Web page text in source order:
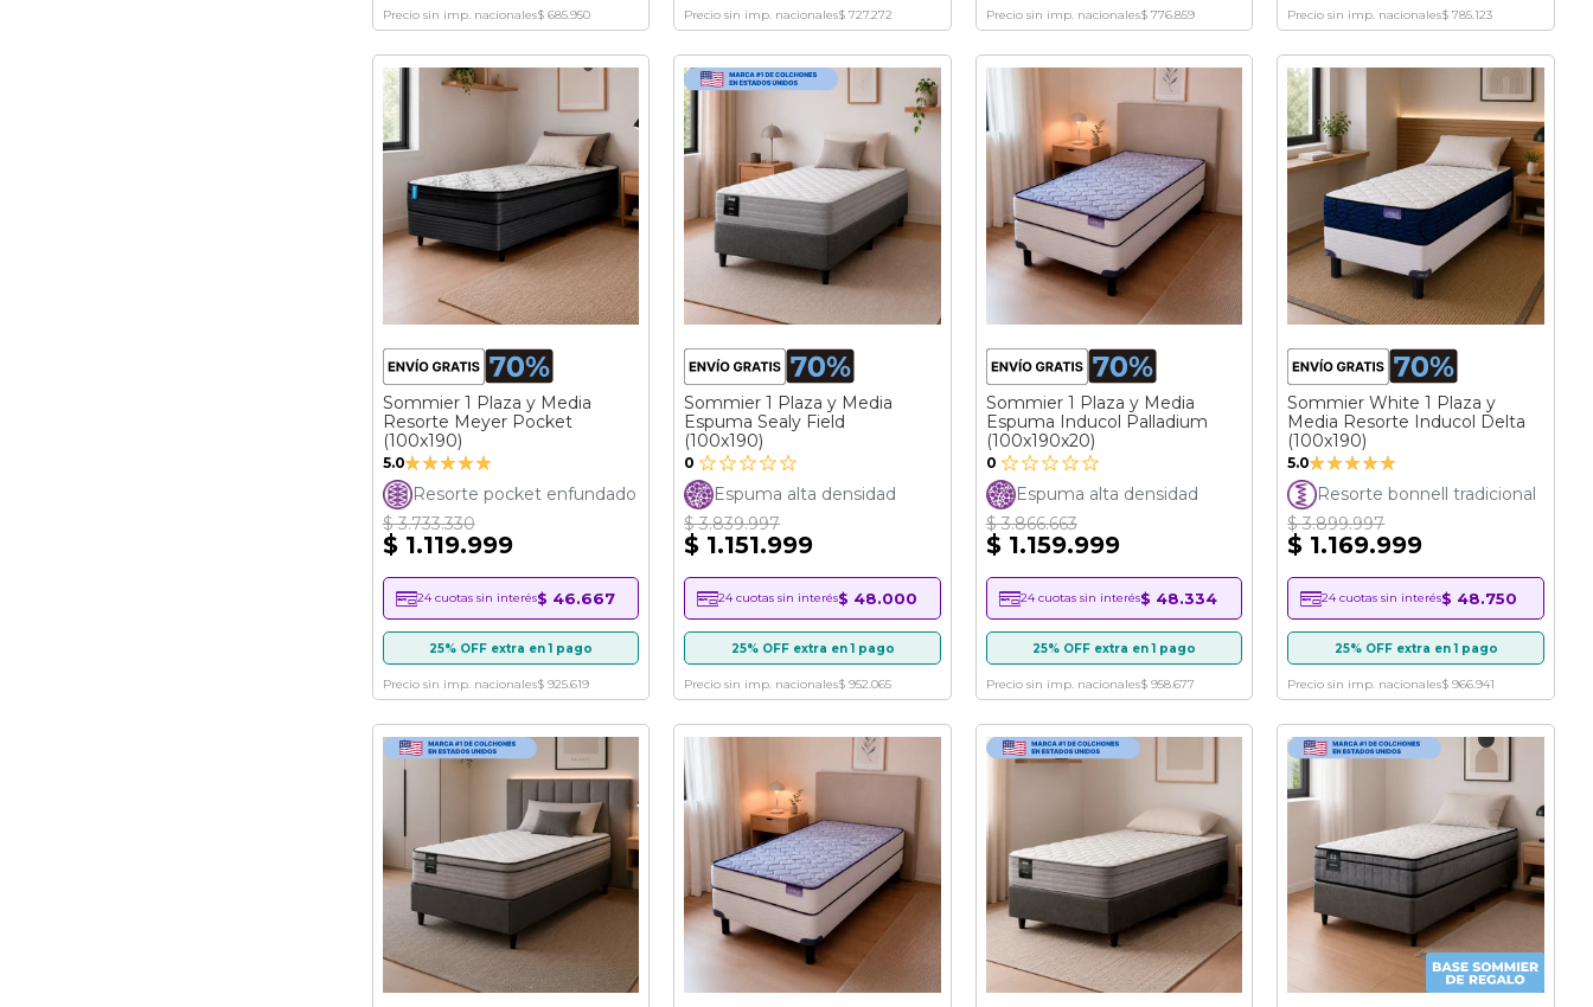
Precio sin imp. nacionales$ 685.950 Precio sin imp. nacionales$ 727.272 Precio sin imp. nacionales$ 776.859 Precio sin imp. nacionales$ 785.123
Sommier 1 Plaza y Media
Resorte Meyer Pocket
(100x190)
5.0Valoración:
100%
Resorte pocket enfundado
$ 3.733.330
$ 1.119.999
24 cuotas sin interés$ 46.667
25% OFF extra en 1 pago
Precio sin imp. nacionales$ 925.619
Sommier 1 Plaza y Media
Espuma Sealy Field
(100x190)
0
Espuma alta densidad
$ 3.839.997
$ 1.151.999
24 cuotas sin interés$ 48.000
25% OFF extra en 1 pago
Precio sin imp. nacionales$ 952.065
Sommier 1 Plaza y Media
Espuma Inducol Palladium
(100x190x20)
0
Espuma alta densidad
$ 3.866.663
$ 1.159.999
24 cuotas sin interés$ 48.334
25% OFF extra en 1 pago
Precio sin imp. nacionales$ 958.677
Sommier White 1 Plaza y
Media Resorte Inducol Delta
(100x190)
5.0Valoración:
100%
Resorte bonnell tradicional
$ 3.899.997
$ 1.169.999
24 cuotas sin interés$ 48.750
25% OFF extra en 1 pago
Precio sin imp. nacionales$ 966.941